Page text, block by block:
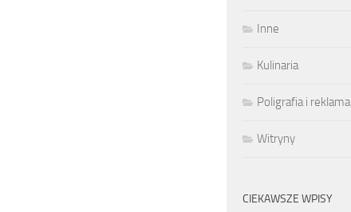
Inne
Kulinaria
Poligrafia i reklama
Witryny
CIEKAWSZE WPISY